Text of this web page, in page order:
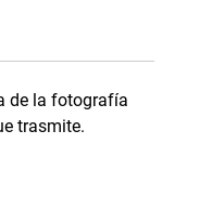
de la fotografía
trasmite.